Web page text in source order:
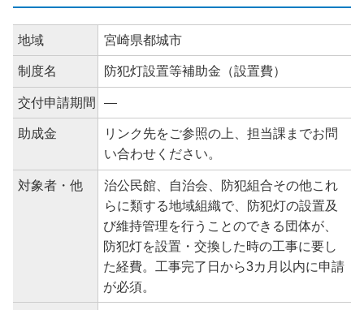
地域 宮崎県都城市
制度名 防犯灯設置等補助金（設置費）
交付申請期間 ―
助成金
リンク先をご参照の上、担当課までお問
い合わせください。
対象者・他
治公民館、自治会、防犯組合その他これ
らに類する地域組織で、防犯灯の設置及
び維持管理を行うことのできる団体が、
防犯灯を設置・交換した時の工事に要し
た経費。工事完了日から3カ月以内に申請
が必須。